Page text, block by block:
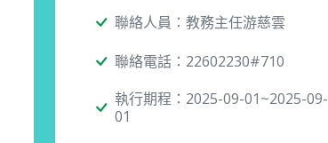
聯絡人員：教務主任游慈雲
聯絡電話：22602230#710
執行期程：2025-09-01~2025-09-
01